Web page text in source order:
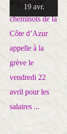
19 avr.